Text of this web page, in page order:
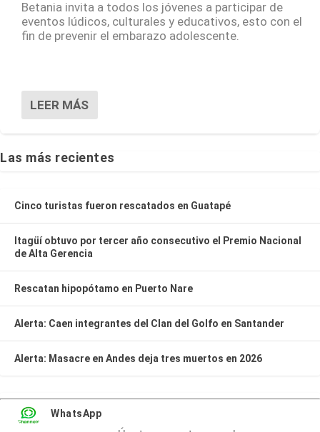
Betania invita a todos los jóvenes a participar de
eventos lúdicos, culturales y educativos, esto con el
fin de prevenir el embarazo adolescente.
LEER MÁS
Las más recientes
Cinco turistas fueron rescatados en Guatapé
Itagüí obtuvo por tercer año consecutivo el Premio Nacional
de Alta Gerencia
Rescatan hipopótamo en Puerto Nare
Alerta: Caen integrantes del Clan del Golfo en Santander
Alerta: Masacre en Andes deja tres muertos en 2026
WhatsApp